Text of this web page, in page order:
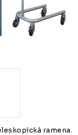
ramena.